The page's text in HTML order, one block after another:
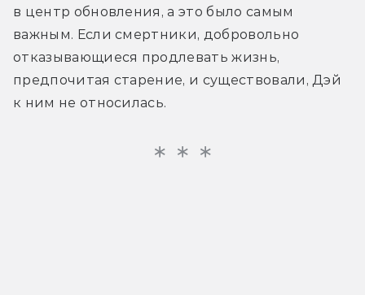
в центр обновления, а это было самым
важным. Если смертники, добровольно
отказывающиеся продлевать жизнь,
предпочитая старение, и существовали, Дэй
к ним не относилась.